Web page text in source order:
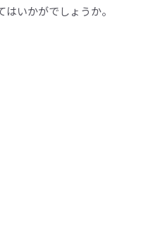
いかがでしょうか。